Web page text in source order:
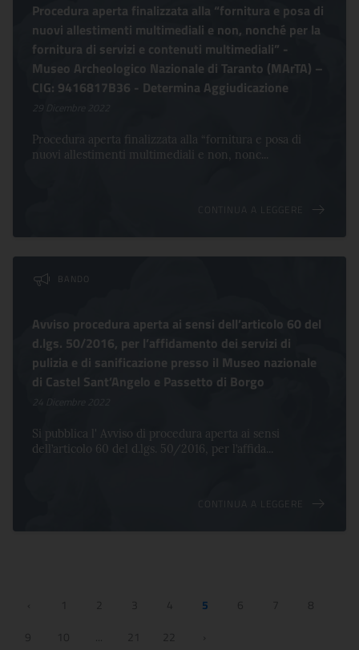
Procedura aperta finalizzata alla “fornitura e posa di
nuovi allestimenti multimediali e non, nonché per la
fornitura di servizi e contenuti multimediali” -
Museo Archeologico Nazionale di Taranto (MArTA) –
CIG: 9416817B36 - Determina Aggiudicazione
29 Dicembre 2022
Procedura aperta finalizzata alla “fornitura e posa di
nuovi allestimenti multimediali e non, nonc...
CONTINUA A LEGGERE
BANDO
Avviso procedura aperta ai sensi dell’articolo 60 del
d.lgs. 50/2016, per l’affidamento dei servizi di
pulizia e di sanificazione presso il Museo nazionale
di Castel Sant’Angelo e Passetto di Borgo
24 Dicembre 2022
Si pubblica l' Avviso di procedura aperta ai sensi
dell’articolo 60 del d.lgs. 50/2016, per l’affida...
CONTINUA A LEGGERE
1 2 4 5
8
9
10 ... 21 22